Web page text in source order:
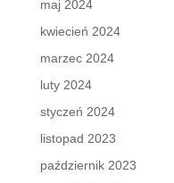
maj 2024
kwiecień 2024
marzec 2024
luty 2024
styczeń 2024
listopad 2023
październik 2023